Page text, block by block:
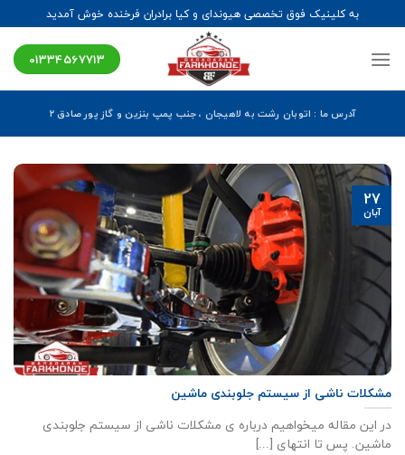
to
content
به کلینیک فوق تخصصی هیوندای و کیا برادران فرخنده خوش آمدید
01334567713
آدرس ما : اتوبان رشت به لاهیجان ، جنب پمپ بنزین و گاز پور صادق ۲
مشکلات ناشی از سیستم جلوبندی ماشین
در این مقاله میخواهیم درباره ی مشکلات ناشی از سیستم جلوبندی
ماشین. پس تا انتهای [...]
27
آبان